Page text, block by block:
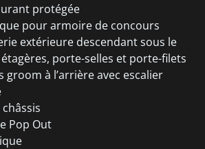
protégée
pour armoire de concours
extérieure descendant sous le
étagères, porte-selles et porte-filets
groom à l’arrière avec escalier
Pop Out